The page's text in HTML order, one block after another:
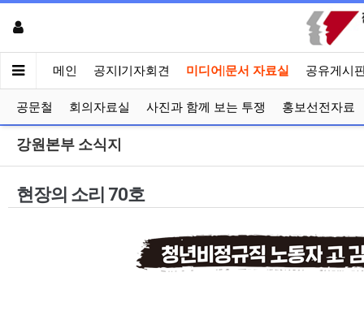
메인 공지|기자회견 미디어|문서 자료실 공유게시
공문철 회의자료실 사진과 함께 보는 투쟁 홍보선전자료
강원본부 소식지
현장의 소리 70호